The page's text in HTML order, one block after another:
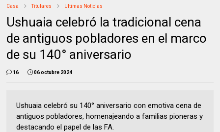
Casa Titulares Ultimas Noticias
Ushuaia celebró la tradicional cena
de antiguos pobladores en el marco
de su 140° aniversario
16 06 octubre 2024
Ushuaia celebró su 140° aniversario con emotiva cena de
antiguos pobladores, homenajeando a familias pioneras y
destacando el papel de las FA.